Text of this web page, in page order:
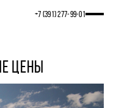
+7 (391) 277‒99‒01
ЦЕНЫ